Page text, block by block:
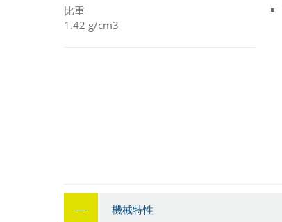
比重
1.42 g/cm3
機械特性